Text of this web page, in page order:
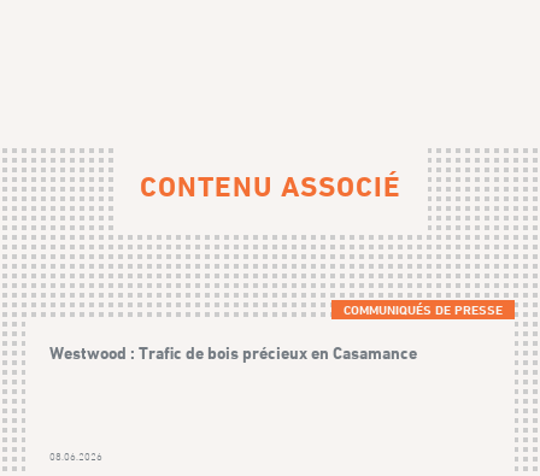
CONTENU ASSOCIÉ
COMMUNIQUÉS DE PRESSE
Westwood : Trafic de bois précieux en Casamance
08.06.2026